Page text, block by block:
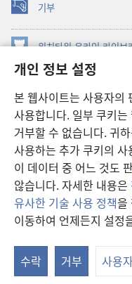
개인 정보 설정
본 웹사이트는 사용자의
사용합니다. 일부 쿠키
거부할 수 없습니다. 귀
사용하는 추가 쿠키의
이 데이터 중 어느 것도
않습니다. 자세한 내용은
유사한 기술 사용 정책을
이동하여 언제든지 설정
수락 거부 사용
기부
(새로운
창
열기) 워치타워 온라인 라이브
창
JW Hub ®
창
열기) JW 라이브러리
워치타워 라이브러리
Copyright© 2026 Watch
이용 약관| 개인